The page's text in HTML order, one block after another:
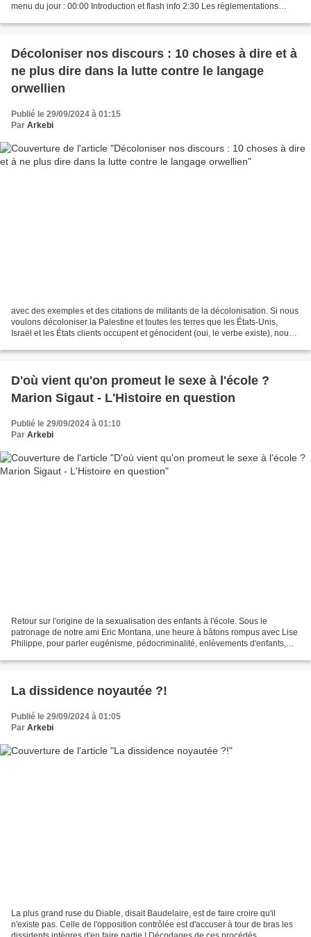
menu du jour : 00:00 Introduction et flash info 2:30 Les réglementations
Décoloniser nos discours : 10 choses à dire et à
ne plus dire dans la lutte contre le langage
orwellien
Publié le 29/09/2024 à 01:15
Par Arkebi
avec des exemples et des citations de militants de la décolonisation. Si nous
voulons décoloniser la Palestine et toutes les terres que les États-Unis,
Israël et les États clients occupent et génocident (oui, le verbe existe), nous
D'où vient qu'on promeut le sexe à l'école ?
Marion Sigaut - L'Histoire en question
Publié le 29/09/2024 à 01:10
Par Arkebi
Retour sur l'origine de la sexualisation des enfants à l'école. Sous le
patronage de notre ami Eric Montana, une heure à bâtons rompus avec Lise
Philippe, pour parler eugénisme, pédocriminalité, enlèvements d'enfants,
La dissidence noyautée ?!
Publié le 29/09/2024 à 01:05
Par Arkebi
La plus grand ruse du Diable, disait Baudelaire, est de faire croire qu'il
n'existe pas. Celle de l'opposition contrôlée est d'accuser à tour de bras les